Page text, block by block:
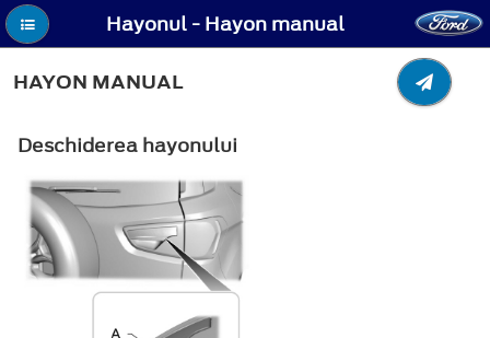
Hayonul - Hayon manual
HAYON MANUAL
Deschiderea hayonului